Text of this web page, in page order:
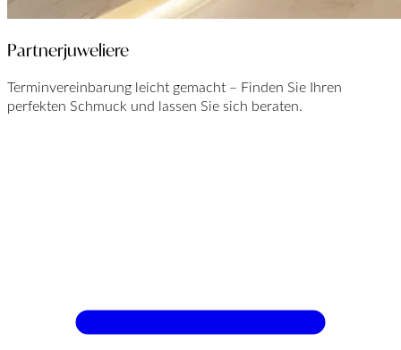
Partnerjuweliere
Terminvereinbarung leicht gemacht – Finden Sie Ihren
perfekten Schmuck und lassen Sie sich beraten.